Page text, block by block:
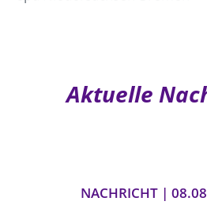
Aktuelle
NACHRICHT |